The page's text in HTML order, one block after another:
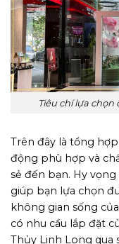
Tiêu chí lựa
Trên đây là tổng
động phù hợp và
sẻ đến bạn. Hy
giúp bạn lựa chọn
không gian sống
có nhu cầu lắp đặt
Thủy Linh Long qua